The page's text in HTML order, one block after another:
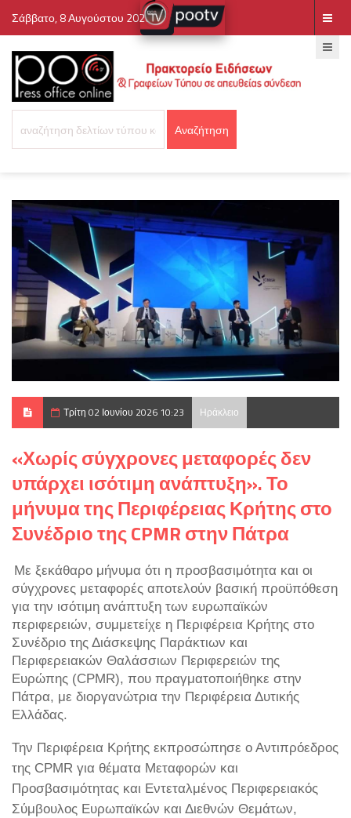
Σάββατο, 8 Αυγούστου 2026
Τρίτη 02 Ιουνίου 2026 10:23 Ηράκλειο
«Χωρίς σύγχρονες μεταφορές δεν
υπάρχει ισότιμη ανάπτυξη». Το
μήνυμα της Περιφέρειας Κρήτης στο
Συνέδριο της CPMR στην Πάτρα
Με ξεκάθαρο μήνυμα ότι η προσβασιμότητα και οι
σύγχρονες μεταφορές αποτελούν βασική προϋπόθεση
για την ισότιμη ανάπτυξη των ευρωπαϊκών
περιφερειών, συμμετείχε η Περιφέρεια Κρήτης στο
Συνέδριο της Διάσκεψης Παράκτιων και
Περιφερειακών Θαλάσσιων Περιφερειών της
Ευρώπης (CPMR), που πραγματοποιήθηκε στην
Πάτρα, με διοργανώτρια την Περιφέρεια Δυτικής
Ελλάδας.
Την Περιφέρεια Κρήτης εκπροσώπησε ο Αντιπρόεδρος
της CPMR για θέματα Μεταφορών και
Προσβασιμότητας και Εντεταλμένος Περιφερειακός
Σύμβουλος Ευρωπαϊκών και Διεθνών Θεμάτων,